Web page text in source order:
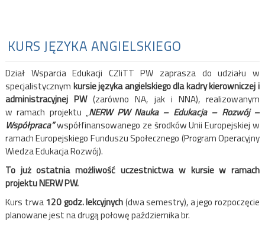
KURS JĘZYKA ANGIELSKIEGO
Dział Wsparcia Edukacji CZIiTT PW zaprasza do udziału w
specjalistycznym kursie języka angielskiego dla kadry kierowniczej i
administracyjnej PW(zarówno NA, jak i NNA), realizowanym
w ramach projektu „NERW PW Nauka – Edukacja – Rozwój –
Współpraca”współfinansowanego ze środków Unii Europejskiej w
ramach Europejskiego Funduszu Społecznego (Program Operacyjny
Wiedza Edukacja Rozwój).
To już ostatnia możliwość uczestnictwa w kursie w ramach
projektu NERW PW.
Kurs trwa120 godz. lekcyjnych(dwa semestry), a jego rozpoczęcie
planowane jest na drugą połowę października br.